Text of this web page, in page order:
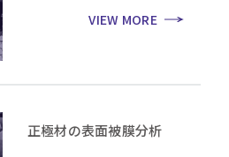
VIEW MORE
正極材の表面被膜分析